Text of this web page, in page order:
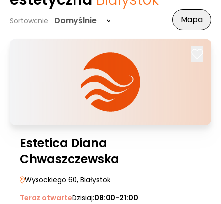
Sortowanie Domyślnie Mapa
Estetica Diana
Chwaszczewska
Wysockiego 60, Białystok
Teraz otwarteDzisiaj:08:00-21:00